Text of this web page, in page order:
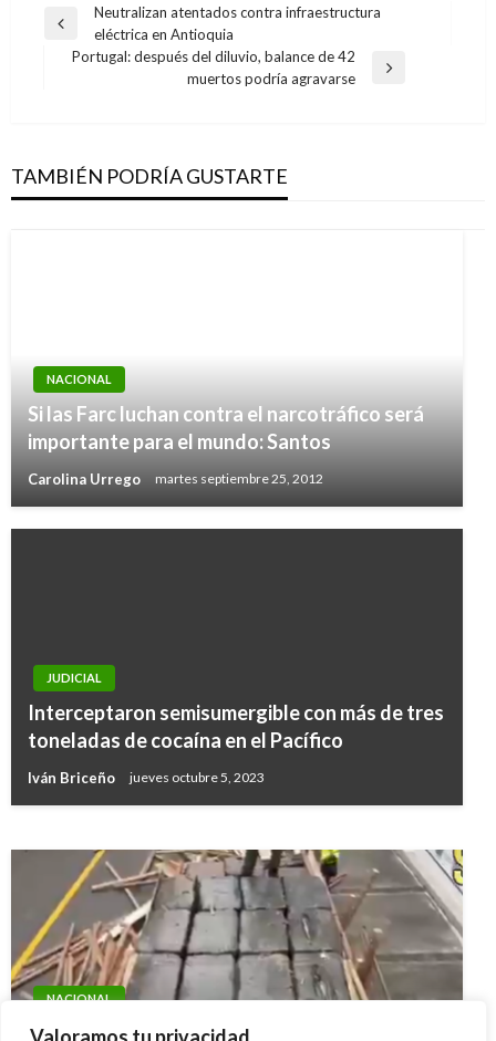
Navegación
Entrada
anterior
Neutralizan atentados contra infraestructura
eléctrica en Antioquia
Portugal: después del diluvio, balance de 42
muertos podría agravarse
TAMBIÉN PODRÍA GUSTARTE
NACIONAL
Si las Farc luchan contra el narcotráfico será
importante para el mundo: Santos
Carolina Urrego martes septiembre 25, 2012
JUDICIAL
Interceptaron semisumergible con más de tres
toneladas de cocaína en el Pacífico
Iván Briceño jueves octubre 5, 2023
Armada incautó 1,7 toneladas de cocaína en
NACIONAL
Interceptan 1.9 toneladas de marihuana en vía